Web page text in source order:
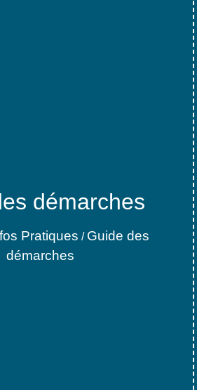
démarches
Pratiques / Guide des
démarches